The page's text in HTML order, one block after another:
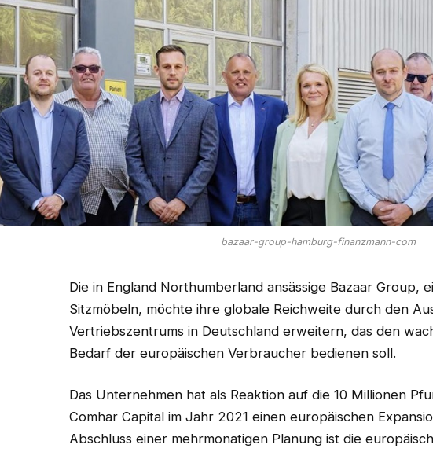
bazaar-group-hamburg-finanzmann-com
Die in England Northumberland ansässige Bazaar Group,
Sitzmöbeln, möchte ihre globale Reichweite durch den
Vertriebszentrums in Deutschland erweitern, das den
Bedarf der europäischen Verbraucher bedienen soll.
Das Unternehmen hat als Reaktion auf die 10 Millionen
Comhar Capital im Jahr 2021 einen europäischen
Abschluss einer mehrmonatigen Planung ist die